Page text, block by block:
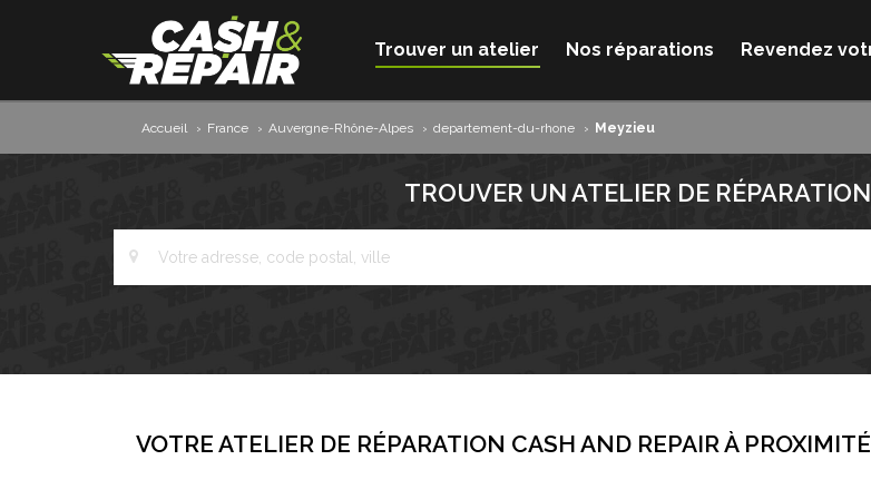
Trouver un atelier Nos réparations Revendez
Accueil › France › Auvergne-Rhône-Alpes › departement-du-rhone › Meyzieu
TROUVER UN ATELIER DE
VOTRE ATELIER DE RÉPARATION CASH AND REPAIR À